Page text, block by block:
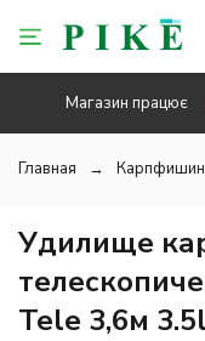
Магазин працює
Главная
Удилище
Tele 3,6м